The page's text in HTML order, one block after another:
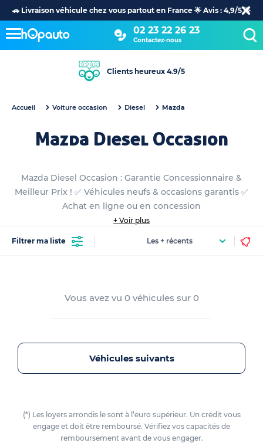
🚗 Livraison véhicule chez vous partout en France 🌟 Avis : 4,9/5 🌟
02 23 22 26 23
Contactez-nous
Clients heureux 4.9/5
Accueil Voiture occasion Diesel Mazda
Mazda Diesel Occasion
Mazda Diesel Occasion : Garantie Concessionnaire &
Meilleur Prix ! ✅ Véhicules neufs & occasions garantis ✅
Achat en ligne ou en concession
+ Voir plus
Filtrer ma liste
Vous avez vu 0 véhicules sur 0
Véhicules suivants
(*) Les loyers arrondis le sont à l’euro supérieur. Un crédit vous
engage et doit être remboursé. Vérifiez vos capacités de
remboursement avant de vous engager.